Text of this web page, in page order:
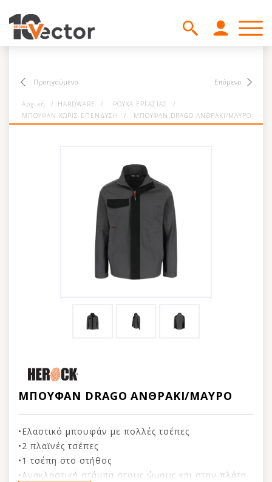
Προηγούμενο Επόμενο
Αρχική / HARDWARE / ΡΟΥΧΑ ΕΡΓΑΣΙΑΣ
/
ΜΠΟΥΦΑΝ ΧΩΡΙΣ ΕΠΕΝΔΥΣΗ
/ ΜΠΟΥΦΑΝ DRAGO ΑΝΘΡΑΚΙ/ΜΑΥΡΟ
ΜΠΟΥΦΑΝ DRAGO ΑΝΘΡΑΚΙ/ΜΑΥΡΟ
•Ελαστικό μπουφάν με πολλές τσέπες
•2 πλαϊνές τσέπες
•1 τσέπη στο στήθος
•Ανακλαστική στάμπα στους ώμους και στην πλάτη